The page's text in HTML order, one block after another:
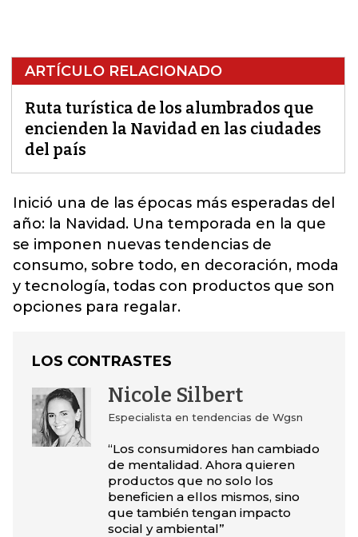
ARTÍCULO RELACIONADO
Ruta turística de los alumbrados que
encienden la Navidad en las ciudades
del país
Inició una de las épocas más esperadas del
año: la Navidad. Una temporada en la que
se imponen nuevas tendencias de
consumo, sobre todo, en decoración, moda
y tecnología, todas con productos que son
opciones para regalar.
LOS CONTRASTES
Nicole Silbert
Especialista en tendencias de Wgsn
“Los consumidores han cambiado
de mentalidad. Ahora quieren
productos que no solo los
beneficien a ellos mismos, sino
que también tengan impacto
social y ambiental”